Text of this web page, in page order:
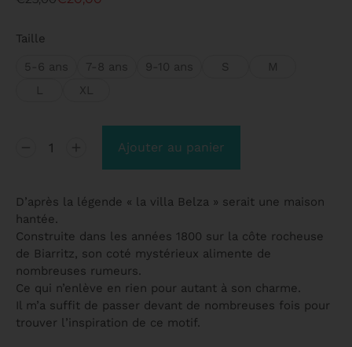
Taille
5-6 ans
7-8 ans 9-10 ans S
M
L
XL
Ajouter au panier
D’après la légende « la villa Belza » serait une maison
hantée.
Construite dans les années 1800 sur la côte rocheuse
de Biarritz, son coté mystérieux alimente de
nombreuses rumeurs.
Ce qui n’enlève en rien pour autant à son charme.
Il m’a suffit de passer devant de nombreuses fois pour
trouver l’inspiration de ce motif.